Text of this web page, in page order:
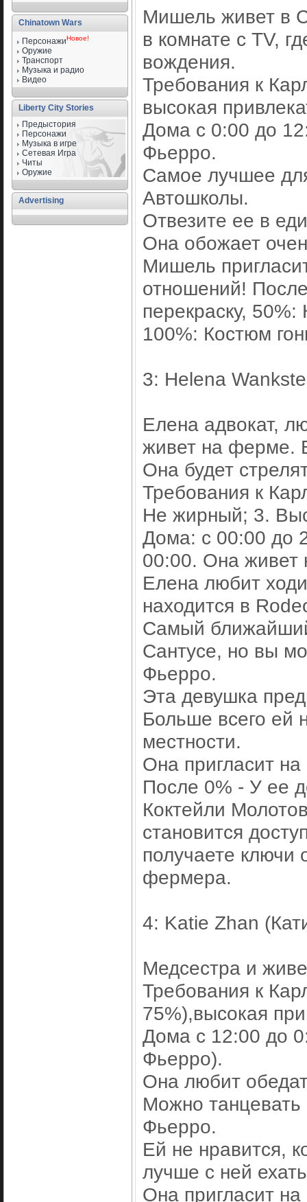
Chinatown Wars
ПерсонажиНовое!
Оружие
Транспорт
Музыка и радио
Видео
Liberty City Stories
Предыстория
Персонажи
Музыка в игре
Сетевая Игра
Читы
Оружие
Advertising
Мишель живет в
в комнате с TV,
вождения.
Требования к
высокая
Дома с 0:00 до
Фьерро.
Самое лучшее
Автошколы.
Отвезите ее в
Она обожает
Мишель
отношений!
перекраску,
100%: Костюм
3: Helena
Елена адвокат,
живет на ферме.
Она будет
Требования к
Не жирный; 3.
Дома: с 00:00 до
00:00. Она живет
Елена любит
находится в
Самый
Сантусе, но вы
Фьерро.
Эта девушка
Больше всего ей
местности.
Она пригласит
После 0% - У ее
Коктейли
становится
получаете
фермера.
4: Katie Zhan
Медсестра и
Требования к
75%),высокая
Дома с 12:00 до
Фьерро).
Она любит
Можно танцевать
Фьерро.
Ей не нравится,
лучше с ней
Она пригласит